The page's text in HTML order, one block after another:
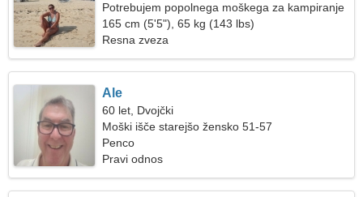
Potrebujem popolnega moškega za kampiranje
165 cm (5'5"), 65 kg (143 lbs)
Resna zveza
Ale
60 let, Dvojčki
Moški išče starejšo žensko 51-57
Penco
Pravi odnos